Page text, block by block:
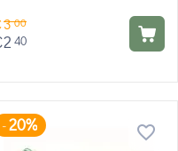
300
2 40
-20%